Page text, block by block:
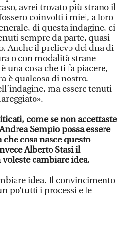
avrei trovato più strano il
coinvolti i miei, a loro
di questa indagine, ci
sempre da parte, quasi
Anche il prelievo del dna di
o con modalità strane
una cosa che ti fa piacere,
è qualcosa di nostro.
ma essere tenuti
come se non accettaste
Sempio possa essere
che cosa nasce questo
Alberto Stasi il
voleste cambiare idea.
idea. Il convincimento
po’tutti i processi e le